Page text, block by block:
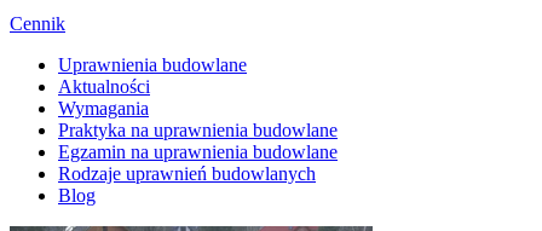
Cennik
Uprawnienia budowlane
Aktualności
Wymagania
Praktyka na uprawnienia budowlane
Egzamin na uprawnienia budowlane
Rodzaje uprawnień budowlanych
Blog